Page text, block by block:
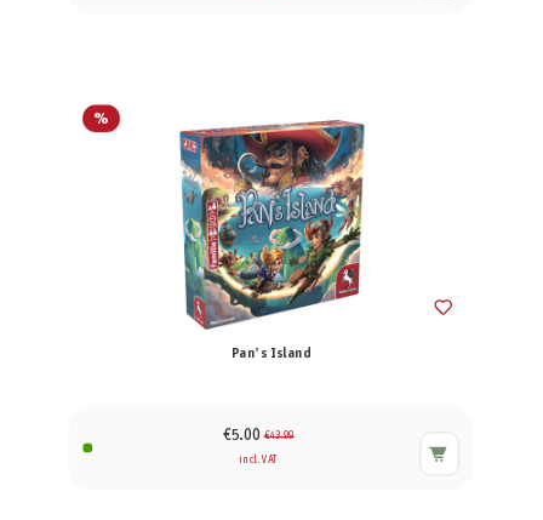
%
Pan's Island
€5.00 €43.99
incl. VAT